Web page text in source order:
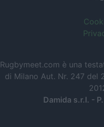
Rugbymeet.com è una
di Milano Aut. Nr. 247 del
Damida s.r.l. -